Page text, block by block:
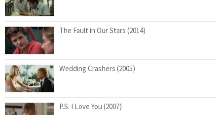
The Fault in Our Stars (2014)
Wedding Crashers (2005)
P.S. I Love You (2007)